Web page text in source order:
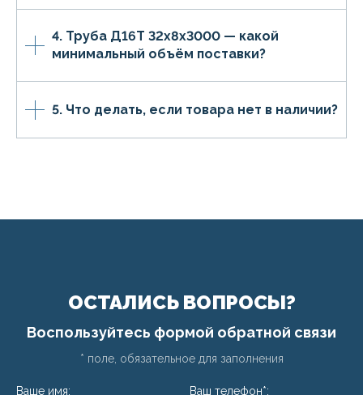
4. Труба Д16Т 32х8х3000 — какой
минимальный объём поставки?
5. Что делать, если товара нет в наличии?
ОСТАЛИСЬ ВОПРОСЫ?
Воспользуйтесь формой обратной связи
* поле, обязательное для заполнения
Ваше имя: Ваш телефон*: